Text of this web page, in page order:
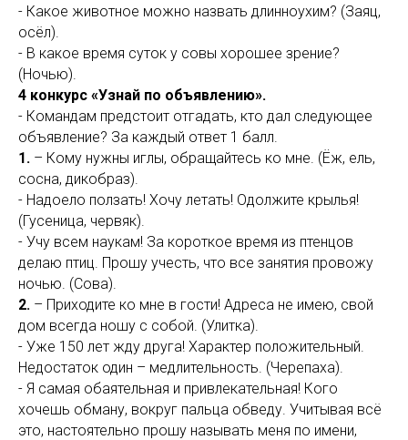
- Какое животное можно назвать длинноухим? (Заяц,
осёл).
- В какое время суток у совы хорошее зрение?
(Ночью).
4 конкурс «Узнай по объявлению».
- Командам предстоит отгадать, кто дал следующее
объявление? За каждый ответ 1 балл.
1. – Кому нужны иглы, обращайтесь ко мне. (Ёж, ель,
сосна, дикобраз).
- Надоело ползать! Хочу летать! Одолжите крылья!
(Гусеница, червяк).
- Учу всем наукам! За короткое время из птенцов
делаю птиц. Прошу учесть, что все занятия провожу
ночью. (Сова).
2. – Приходите ко мне в гости! Адреса не имею, свой
дом всегда ношу с собой. (Улитка).
- Уже 150 лет жду друга! Характер положительный.
Недостаток один – медлительность. (Черепаха).
- Я самая обаятельная и привлекательная! Кого
хочешь обману, вокруг пальца обведу. Учитывая всё
это, настоятельно прошу называть меня по имени,